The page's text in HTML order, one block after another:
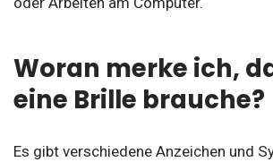
Woran merke ich,
eine Brille brauche?
Es gibt verschiedene Anzeichen und